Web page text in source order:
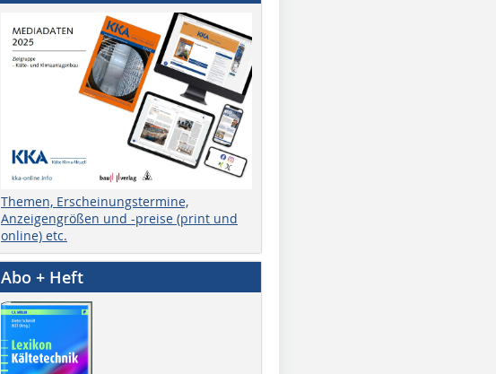
Themen, Erscheinungstermine,
Anzeigengrößen und -preise (print und
online) etc.
Abo + Heft